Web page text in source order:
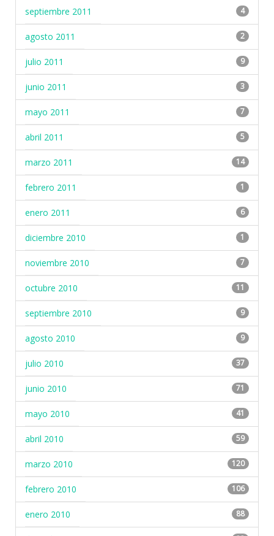
septiembre 2011 4
agosto 2011 2
julio 2011 9
junio 2011 3
mayo 2011 7
abril 2011 5
marzo 2011 14
febrero 2011 1
enero 2011 6
diciembre 2010 1
noviembre 2010 7
octubre 2010 11
septiembre 2010 9
agosto 2010 9
julio 2010 37
junio 2010 71
mayo 2010 41
abril 2010 59
marzo 2010 120
febrero 2010 106
enero 2010 88